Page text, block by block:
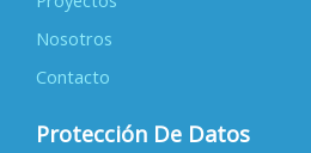
Nosotros
Contacto
Protección De Datos